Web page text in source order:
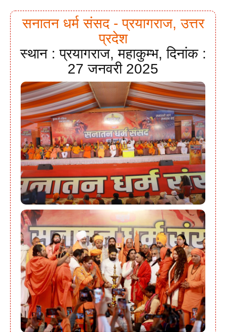
सनातन धर्म संसद - प्रयागराज, उत्तर
प्रदेश
स्थान : प्रयागराज, महाकुम्भ, दिनांक :
27 जनवरी 2025